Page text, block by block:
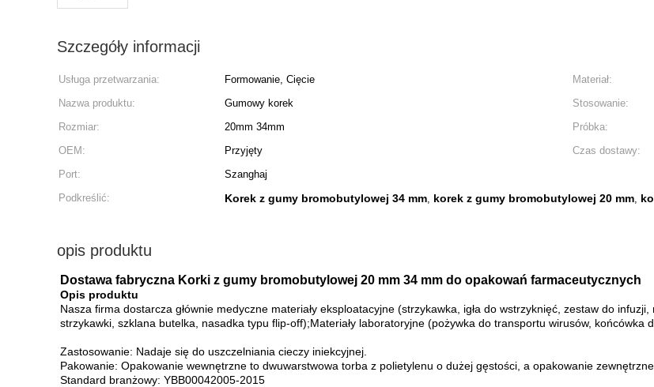
Szczegóły informacji
Usługa przetwarzania: Formowanie, Cięcie Materiał:
Nazwa produktu:
Gumowy korek Stosowanie:
Rozmiar:
20mm 34mm Próbka:
OEM:
Przyjęty Czas dostawy:
Port:
Szanghaj
Podkreślić:
Korek z gumy bromobutylowej 34 mm, korek z gumy bromobutylowej 20 mm,
opis produktu
Dostawa fabryczna Korki z gumy bromobutylowej 20 mm 34 mm do opakowań farmaceutycznych
Opis produktu
Nasza firma dostarcza głównie medyczne materiały eksploatacyjne (strzykawka, igła do wstrzyknięć, zestaw do
strzykawki, szklana butelka, nasadka typu flip-off);Materiały laboratoryjne (pożywka do transportu wirusów, końcówka
Zastosowanie: Nadaje się do uszczelniania cieczy iniekcyjnej.
Pakowanie: Opakowanie wewnętrzne to dwuwarstwowa torba z polietylenu o dużej gęstości, a opakowanie
Standard branżowy: YBB00042005-2015